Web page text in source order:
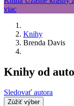
Knihy
Brenda Davis
Knihy od
Sledovať autora
Zúžiť výber